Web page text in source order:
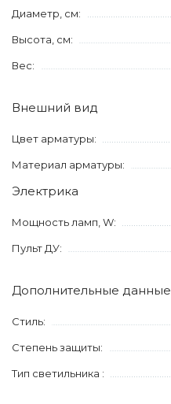
Диаметр, см:
Высота, см:
Вес:
Внешний вид
Цвет арматуры:
Материал арматуры:
Электрика
Мощность ламп, W:
Пульт ДУ:
Дополнительные данные
Стиль:
Степень защиты:
Тип светильника :